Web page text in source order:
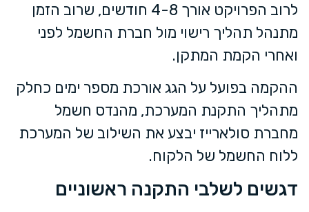
לרוב הפרויקט אורך 4-8 חודשים, שרוב הזמן
מתנהל תהליך רישוי מול חברת החשמל לפני
ואחרי הקמת המתקן.
ההקמה בפועל על הגג אורכת מספר ימים כחלק
מתהליך התקנת המערכת, מהנדס חשמל
מחברת סולארייז יבצע את השילוב של המערכת
ללוח החשמל של הלקוח.
דגשים לשלבי התקנה ראשוניים